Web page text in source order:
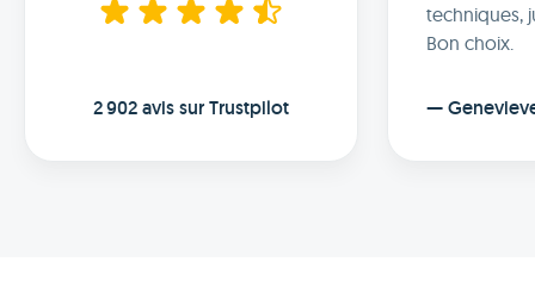
2 902 avis sur Trustpilot
techniques,
Bon choix.
—